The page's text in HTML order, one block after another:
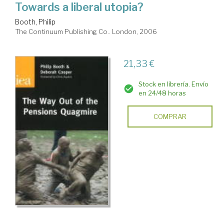
Towards a liberal utopia?
Booth, Philip
The Continuum Publishing Co.. London, 2006
21,33 €
Stock en librería. Envío
en 24/48 horas
COMPRAR